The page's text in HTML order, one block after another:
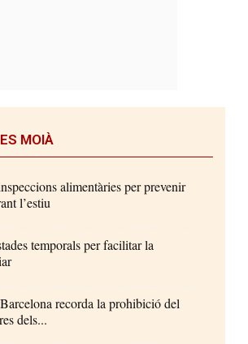
MOIÀ
alimentàries per prevenir
l’estiu
temporals per facilitar la
recorda la prohibició del
dels...